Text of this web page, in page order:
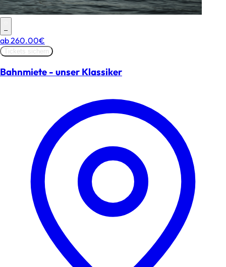
–
ab260.00€
Tickets sichern
Bahnmiete - unser Klassiker